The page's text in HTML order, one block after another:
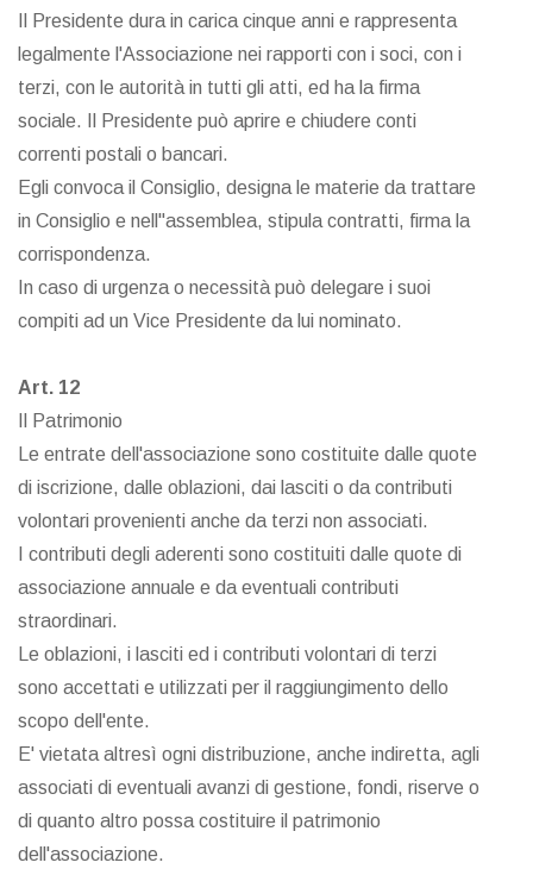
Il Presidente dura in carica cinque anni e rappresenta
legalmente l'Associazione nei rapporti con i soci, con i
terzi, con le autorità in tutti gli atti, ed ha la firma
sociale. Il Presidente può aprire e chiudere conti
correnti postali o bancari.
Egli convoca il Consiglio, designa le materie da trattare
in Consiglio e nell"assemblea, stipula contratti, firma la
corrispondenza.
In caso di urgenza o necessità può delegare i suoi
compiti ad un Vice Presidente da lui nominato.
Art. 12
Il Patrimonio
Le entrate dell'associazione sono costituite dalle quote
di iscrizione, dalle oblazioni, dai lasciti o da contributi
volontari provenienti anche da terzi non associati.
I contributi degli aderenti sono costituiti dalle quote di
associazione annuale e da eventuali contributi
straordinari.
Le oblazioni, i lasciti ed i contributi volontari di terzi
sono accettati e utilizzati per il raggiungimento dello
scopo dell'ente.
E' vietata altresì ogni distribuzione, anche indiretta, agli
associati di eventuali avanzi di gestione, fondi, riserve o
di quanto altro possa costituire il patrimonio
dell'associazione.